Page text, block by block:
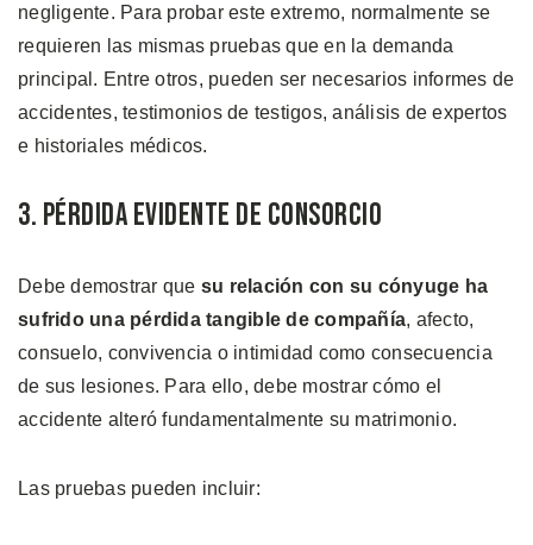
negligente. Para probar este extremo, normalmente se
requieren las mismas pruebas que en la demanda
principal. Entre otros, pueden ser necesarios informes de
accidentes, testimonios de testigos, análisis de expertos
e historiales médicos.
3. Pérdida Evidente de Consorcio
Debe demostrar que su relación con su cónyuge ha
sufrido una pérdida tangible de compañía, afecto,
consuelo, convivencia o intimidad como consecuencia
de sus lesiones. Para ello, debe mostrar cómo el
accidente alteró fundamentalmente su matrimonio.
Las pruebas pueden incluir: